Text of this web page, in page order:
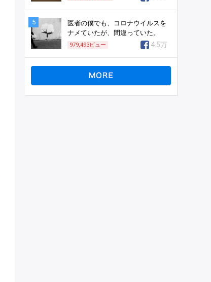
5
医者の僕でも、コロナウイルスを
ナメていたが、間違っていた。
979,493ビュー 4.5万